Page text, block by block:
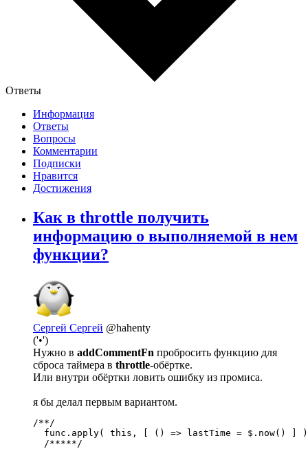
Ответы
Информация
Ответы
Вопросы
Комментарии
Подписки
Нравится
Достижения
Как в throttle получить
информацию о выполняемой в нем
функции?
Сергей Сергей @hahenty
('•')
Нужно в addCommentFn пробросить функцию для
сброса таймера в throttle-обёртке.
Или внутри обёртки ловить ошибку из промиса.
я бы делал первым вариантом.
/**/
func.apply( this, [ () => lastTime = $.now() ]
  /*****/